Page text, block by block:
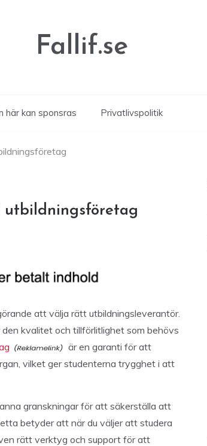
Fallif.se
här kan sponsras Privatlivspolitik
att välja rätt utbildningsleverantör.
kvalitet och tillförlitlighet som behövs
är en garanti för att
vilket ger studenterna trygghet i att
granskningar för att säkerställa att
betyder att när du väljer att studera
rätt verktyg och support för att